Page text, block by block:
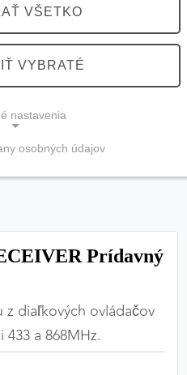
Prídavný
z diaľkových ovládačov
a 868MHz.
VŠETKO
VYBRATÉ
nastavenia
vypnúť)
na správne fungovanie
osobných údajov